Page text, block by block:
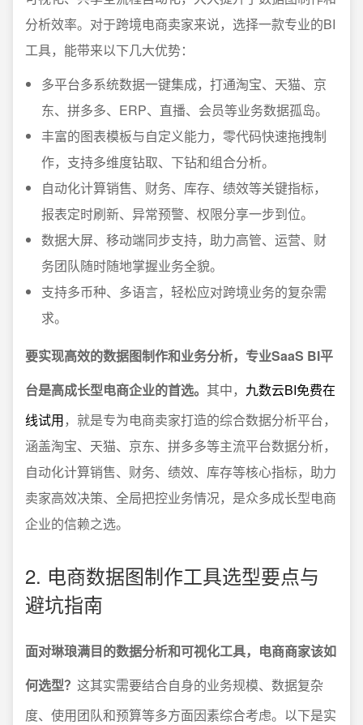
分析效率。对于跨境电商卖家来说，选择一款专业的BI
工具，能带来以下几大优势：
多平台多系统数据一键集成，打通淘宝、天猫、京
东、拼多多、ERP、直播、会员等业务数据孤岛。
丰富的图表模板与自定义能力，零代码快速拖拽制
作，支持多维度钻取、下钻和组合分析。
自动化计算销售、财务、库存、绩效等关键指标，
报表定时刷新、异常预警、权限分享一步到位。
数据大屏、移动端同步支持，助力高管、运营、财
务团队随时随地掌握业务全貌。
支持多币种、多语言，轻松应对跨境业务的复杂需
求。
要实现高效的数据图制作和业务分析，专业SaaS BI平
台是高成长型电商企业的首选。 其中， 九数云BI免费在
线试用，就是专为电商卖家打造的综合数据分析平台，
涵盖淘宝、天猫、京东、拼多多等主流平台数据分析，
自动化计算销售、财务、绩效、库存等核心指标，助力
卖家高效决策、全局把控业务情况，是众多成长型电商
企业的信赖之选。
2. 电商数据图制作工具选型要点与
避坑指南
面对琳琅满目的数据分析和可视化工具，电商商家该如
何选型？ 这其实需要结合自身的业务规模、数据复杂
度、使用团队和预算等多方面因素综合考虑。以下是实